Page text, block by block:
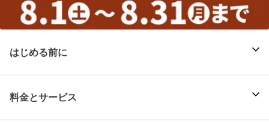
はじめる前に
料金とサービス